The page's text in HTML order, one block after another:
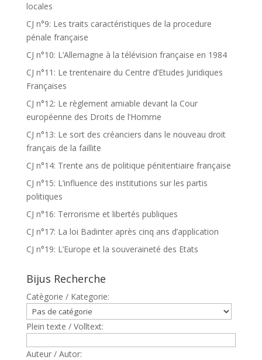
locales
CJ n°9: Les traits caractéristiques de la procedure
pénale française
CJ n°10: L’Allemagne à la télévision française en 1984
CJ n°11: Le trentenaire du Centre d’Etudes Juridiques
Françaises
CJ n°12: Le règlement amiable devant la Cour
européenne des Droits de l’Homme
CJ n°13: Le sort des créanciers dans le nouveau droit
français de la faillite
CJ n°14: Trente ans de politique pénitentiaire française
CJ n°15: L’influence des institutions sur les partis
politiques
CJ n°16: Terrorisme et libertés publiques
CJ n°17: La loi Badinter après cinq ans d’application
CJ n°19: L’Europe et la souveraineté des Etats
Bijus Recherche
Catègorie / Kategorie:
Plein texte / Volltext:
Auteur / Autor: